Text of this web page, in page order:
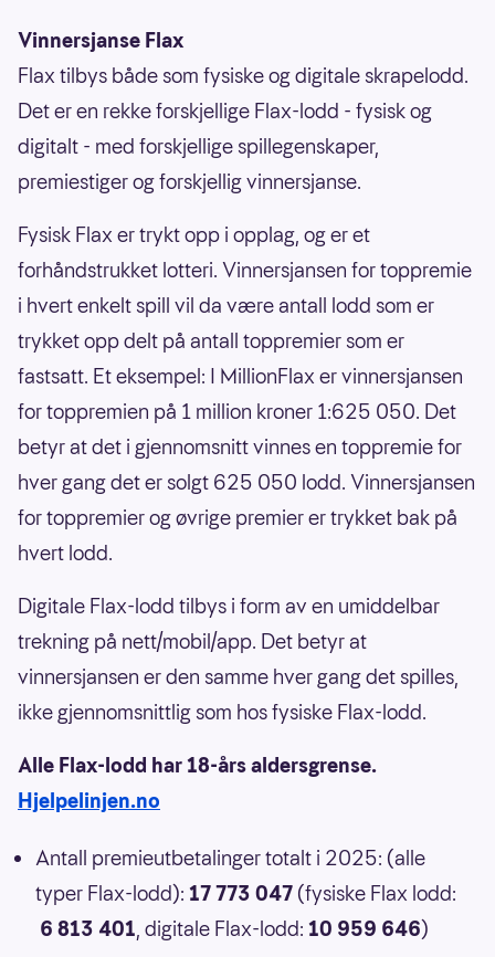
Vinnersjanse Flax
Flax tilbys både som fysiske og digitale skrapelodd.
Det er en rekke forskjellige Flax-lodd - fysisk og
digitalt - med forskjellige spillegenskaper,
premiestiger og forskjellig vinnersjanse.
Fysisk Flax er trykt opp i opplag, og er et
forhåndstrukket lotteri. Vinnersjansen for toppremie
i hvert enkelt spill vil da være antall lodd som er
trykket opp delt på antall toppremier som er
fastsatt. Et eksempel: I MillionFlax er vinnersjansen
for toppremien på 1 million kroner 1:625 050. Det
betyr at det i gjennomsnitt vinnes en toppremie for
hver gang det er solgt 625 050 lodd. Vinnersjansen
for toppremier og øvrige premier er trykket bak på
hvert lodd.
Digitale Flax-lodd tilbys i form av en umiddelbar
trekning på nett/mobil/app. Det betyr at
vinnersjansen er den samme hver gang det spilles,
ikke gjennomsnittlig som hos fysiske Flax-lodd.
Alle Flax-lodd har 18-års aldersgrense.
Hjelpelinjen.no
Antall premieutbetalinger totalt i 2025: (alle
typer Flax-lodd): 17 773 047 (fysiske Flax lodd:
6 813 401, digitale Flax-lodd: 10 959 646)